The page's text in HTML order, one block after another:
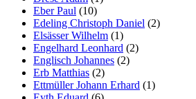
Eber Paul (10)
Edeling Christoph Daniel (2)
Elsässer Wilhelm (1)
Engelhard Leonhard (2)
Englisch Johannes (2)
Erb Matthias (2)
Ettmüller Johann Erhard (1)